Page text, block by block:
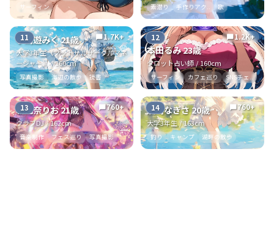
サーフィン
素潜り 手作りアク.. 歌
11 chat_bubble1.7K+
😄
小鳥遊みく 21歳
大学3年生（フットサルサークルマネ
ージャー） / 160cm
写真撮影 海辺の散歩 読書
12 chat_bubble1.2K+
本田るみ 23歳
タロット占い師 / 160cm
サーフィン カフェ巡り SNSチェ..
13 chat_bubble760+
朝比奈りお 21歳
クラブDJ / 162cm
音楽制作 フェス巡り 写真撮影
14 chat_bubble760+
浜崎なぎさ 20歳
大学3年生 / 163cm
釣り キャンプ 湖畔の散歩